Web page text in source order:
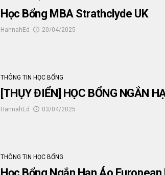
Học Bổng MBA Strathclyde UK
HannahEd 20/04/2025
THÔNG TIN HỌC BỔNG
[THỤY ĐIỂN] HỌC BỔNG NGẮN
HannahEd 03/04/2025
THÔNG TIN HỌC BỔNG